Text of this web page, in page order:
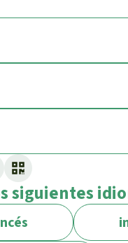
siguientes